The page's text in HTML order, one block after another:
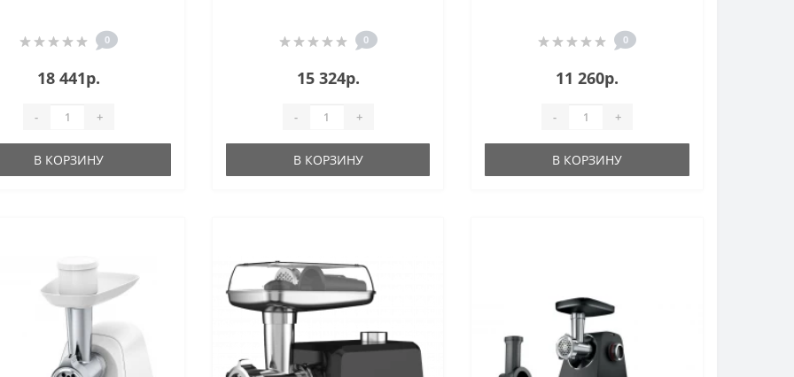
0
18 441р.
- +
В КОРЗИНУ
0
15 324р.
- +
В КОРЗИНУ
0
11 260р.
- +
В КОРЗИНУ